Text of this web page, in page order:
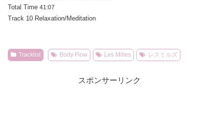
Total Time 41:07
Track 10 Relaxation/Meditation
Tracklist Body Flow Les Milles レスミルズ
スポンサーリンク